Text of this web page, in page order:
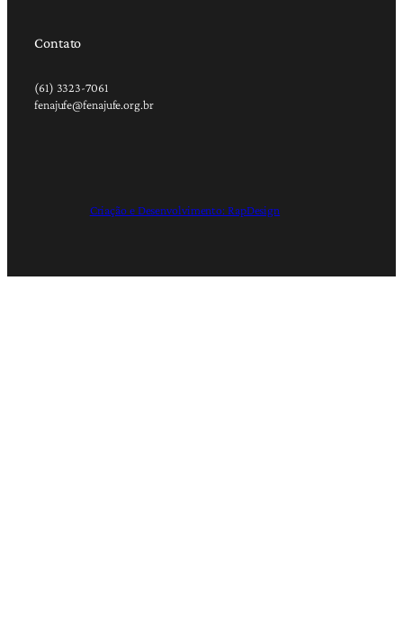
Contato
(61) 3323-7061
fenajufe@fenajufe.org.br
Criação e Desenvolvimento: RapDesign